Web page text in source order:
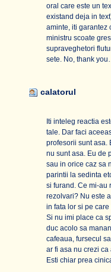
oral care este un
existand deja in
aminte, iti garantez
ministru scoate
supraveghetori
sete. No, thank
calatorul
Iti inteleg reactia
tale. Dar faci
profesorii sunt asa.
nu sunt asa. Eu de
sau in orice caz sa
parintii la sedinta
si furand. Ce mi-au
rezolvari? Nu este
in fata lor si pe
Si nu imi place ca
duc acolo sa
cafeaua, fursecul
ar fi asa nu crezi
Esti chiar prea